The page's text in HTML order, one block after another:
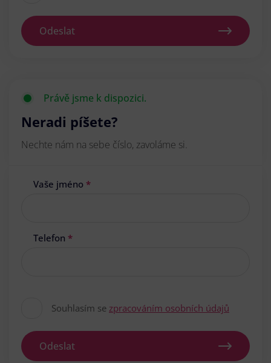
Odeslat
Právě jsme k dispozici.
Neradi píšete?
Nechte nám na sebe číslo, zavoláme si.
Vaše jméno *
Telefon *
Souhlasím se zpracováním osobních údajů
Odeslat